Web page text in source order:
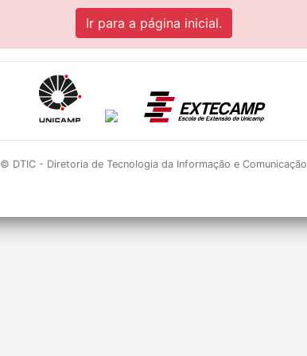
Ir para a página inicial.
© DTIC - Diretoria de Tecnologia da Informação e Comunicação